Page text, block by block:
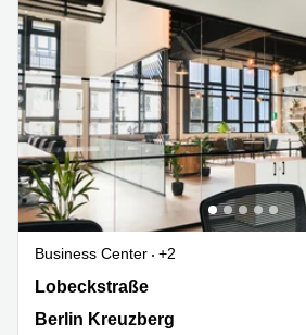
Business Center
+2
Lobeckstraße 36-40, Berlin Kreuzberg
Lobeckstraße
Berlin Kreuzberg